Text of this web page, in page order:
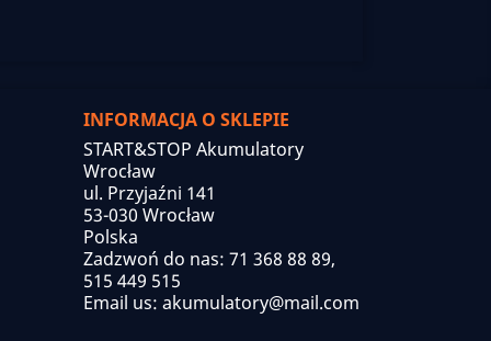
INFORMACJA O SKLEPIE
START&STOP Akumulatory
Wrocław
ul. Przyjaźni 141
53-030 Wrocław
Polska
Zadzwoń do nas: 71 368 88 89,
515 449 515
Email us: akumulatory@mail.com